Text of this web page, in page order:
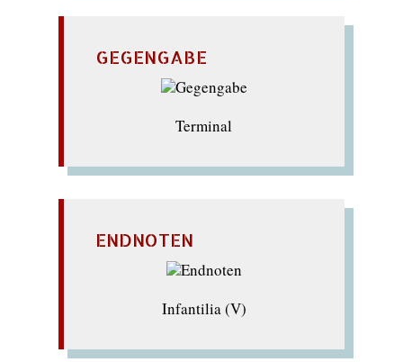
GEGENGABE
Terminal
ENDNOTEN
Infantilia (V)